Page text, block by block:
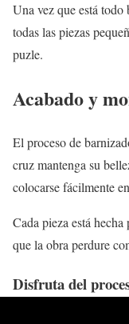
Una vez que está
todas las piezas
puzle.
Acabado y
El proceso de
cruz mantenga su
colocarse fácilmente
Cada pieza está
que la obra perdure
Disfruta del